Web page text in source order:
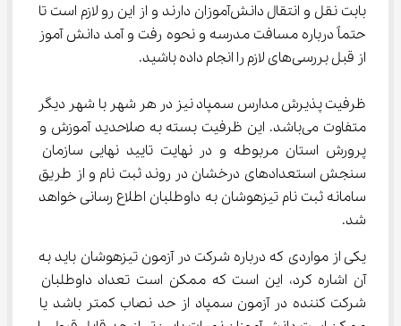
بابت نقل و انتقال دانش‌آموزان دارند و از این رو لازم است تا
حتماً درباره مسافت مدرسه و نحوه رفت و آمد دانش آموز
از قبل بررسی‌های لازم را انجام داده باشید.
ظرفیت پذیرش مدارس سمپاد نیز در هر شهر با شهر دیگر
متفاوت می‌باشد. این ظرفیت بسته به صلاحدید آموزش و
پرورش استان مربوطه و در نهایت تایید نهایی سازمان
سنجش استعدادهای درخشان در روند ثبت نام و از طریق
سامانه ثبت نام تیزهوشان به داوطلبان اطلاع رسانی خواهد
شد.
یکی از مواردی که درباره شرکت در آزمون تیزهوشان باید به
آن اشاره کرد، این است که ممکن است تعداد داوطلبان
شرکت کننده در آزمون سمپاد از حد نصاب کمتر باشد یا